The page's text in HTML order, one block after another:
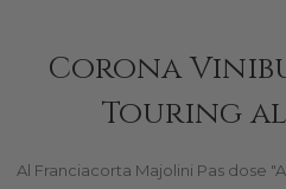
Corona
Touring al
Al Franciacorta Majolini Pas dose